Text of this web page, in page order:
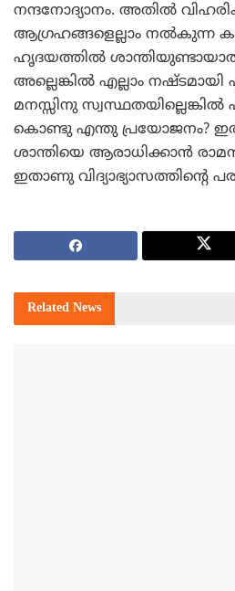
നന്ദനോദ്യാനം. അതില്‍
ആഗ്രഹങ്ങളെല്ലാം നല്‍കുന്ന
ഹൃദയത്തില്‍ ശാന്തിയുണ്ടായാല്‍
അല്ലെങ്കില്‍ എല്ലാം
മനസ്സിനു
കൊണ്ടു എന്തു പ്രയോജനം? ഇതു
ശാന്തിയെ ആരാധിക്കാന്‍
ഇതാണു വിദ്യാഭ്യാസത്തിന്റെ
Related News